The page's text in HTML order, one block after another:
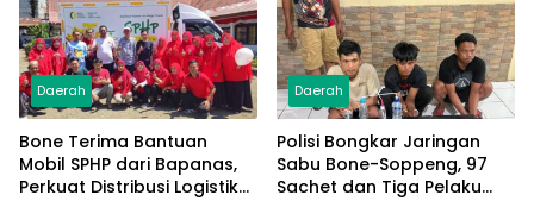
Daerah
Bone Terima Bantuan
Mobil SPHP dari Bapanas,
Perkuat Distribusi Logistik
Daerah
Polisi Bongkar Jaringan
Sabu Bone-Soppeng, 97
Sachet dan Tiga Pelaku